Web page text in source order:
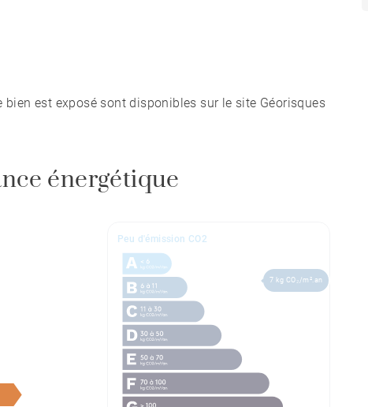
est exposé sont disponibles sur le site Géorisques
énergétique
Peu d'émission CO2
7 kg CO₂/m².an